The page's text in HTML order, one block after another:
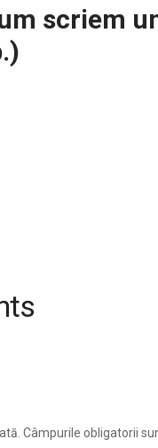
scriem
Câmpurile obligatorii